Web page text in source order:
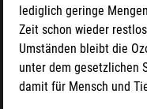
lediglich geringe
Zeit schon wieder
Umständen bleibt die
unter dem gesetzlichen
damit für Mensch und